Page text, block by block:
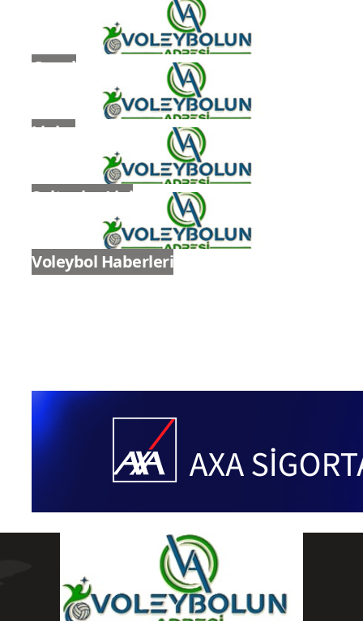
U17 Kız Milli Takımımız Dünya
Şampiyonasında üçüncü maçında
Mısır'ı 3-0 Mağlup Etti
Ligler
Voleybol Haberleri